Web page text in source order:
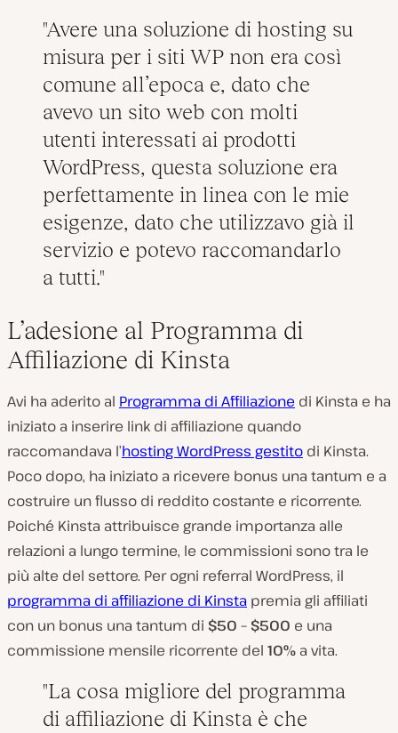
Avere una soluzione di hosting su
misura per i siti WP non era così
comune all’epoca e, dato che
avevo un sito web con molti
utenti interessati ai prodotti
WordPress, questa soluzione era
perfettamente in linea con le mie
esigenze, dato che utilizzavo già il
servizio e potevo raccomandarlo
a tutti.
L’adesione al Programma di
Affiliazione di Kinsta
Avi ha aderito al Programma di Affiliazione di Kinsta e ha
iniziato a inserire link di affiliazione quando
raccomandava l’hosting WordPress gestito di Kinsta.
Poco dopo, ha iniziato a ricevere bonus una tantum e a
costruire un flusso di reddito costante e ricorrente.
Poiché Kinsta attribuisce grande importanza alle
relazioni a lungo termine, le commissioni sono tra le
più alte del settore. Per ogni referral WordPress, il
programma di affiliazione di Kinsta premia gli affiliati
con un bonus una tantum di $50 – $500 e una
commissione mensile ricorrente del 10% a vita.
La cosa migliore del programma
di affiliazione di Kinsta è che